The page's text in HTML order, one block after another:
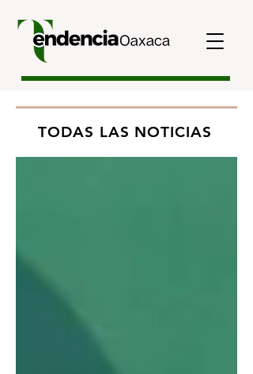
TODAS LAS NOTICIAS